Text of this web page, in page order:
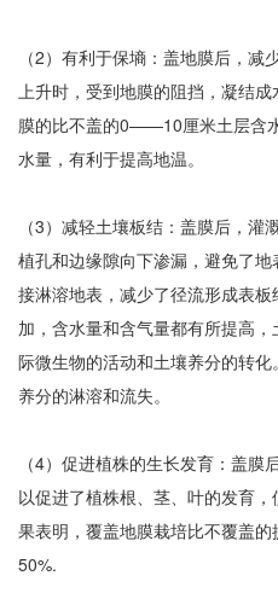
（2）有利于保墒：盖地膜后，
上升时，受到地膜的阻挡，凝结
膜的比不盖的0——10厘米土层含
水量，有利于提高地温。
（3）减轻土壤板结：盖膜后，
植孔和边缘隙向下渗漏，避免了
接淋溶地表，减少了径流形成表
加，含水量和含气量都有所提高
际微生物的活动和土壤养分的转
养分的淋溶和流失。
（4）促进植株的生长发育：盖
以促进了植株根、茎、叶的发育
果表明，覆盖地膜栽培比不覆
50%.